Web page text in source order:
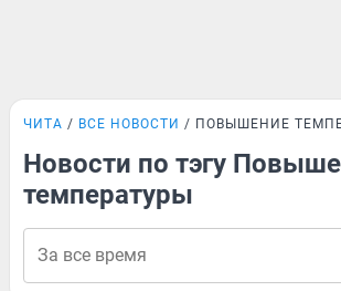
ЧИТА ВСЕ НОВОСТИ ПОВЫШЕНИЕ
Новости по тэгу
температуры